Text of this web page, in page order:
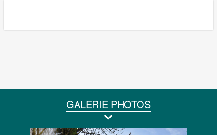
GALERIE PHOTOS